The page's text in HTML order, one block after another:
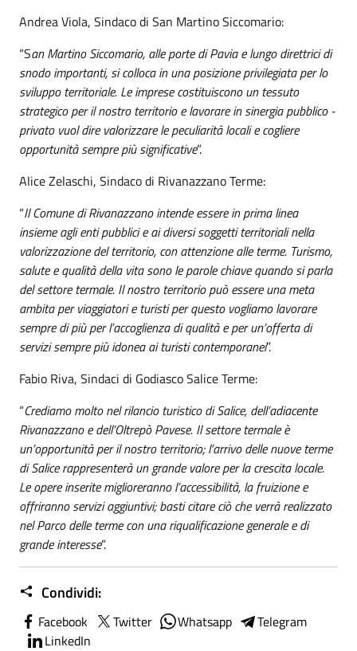
Andrea Viola, Sindaco di San Martino Siccomario:
“San Martino Siccomario, alle porte di Pavia e lungo direttrici di
snodo importanti, si colloca in una posizione privilegiata per lo
sviluppo territoriale. Le imprese costituiscono un tessuto
strategico per il nostro territorio e lavorare in sinergia pubblico -
privato vuol dire valorizzare le peculiarità locali e cogliere
opportunità sempre più significative”.
Alice Zelaschi, Sindaco di Rivanazzano Terme:
“Il Comune di Rivanazzano intende essere in prima linea
insieme agli enti pubblici e ai diversi soggetti territoriali nella
valorizzazione del territorio, con attenzione alle terme. Turismo,
salute e qualità della vita sono le parole chiave quando si parla
del settore termale. Il nostro territorio può essere una meta
ambita per viaggiatori e turisti per questo vogliamo lavorare
sempre di più per l’accoglienza di qualità e per un’offerta di
servizi sempre più idonea ai turisti contemporanei”.
Fabio Riva, Sindaci di Godiasco Salice Terme:
“Crediamo molto nel rilancio turistico di Salice, dell’adiacente
Rivanazzano e dell’Oltrepò Pavese. Il settore termale è
un’opportunità per il nostro territorio; l’arrivo delle nuove terme
di Salice rappresenterà un grande valore per la crescita locale.
Le opere inserite miglioreranno l’accessibilità, la fruizione e
offriranno servizi aggiuntivi; basti citare ciò che verrà realizzato
nel Parco delle terme con una riqualificazione generale e di
grande interesse”.
Condividi:
Facebook Twitter Whatsapp
Telegram
LinkedIn